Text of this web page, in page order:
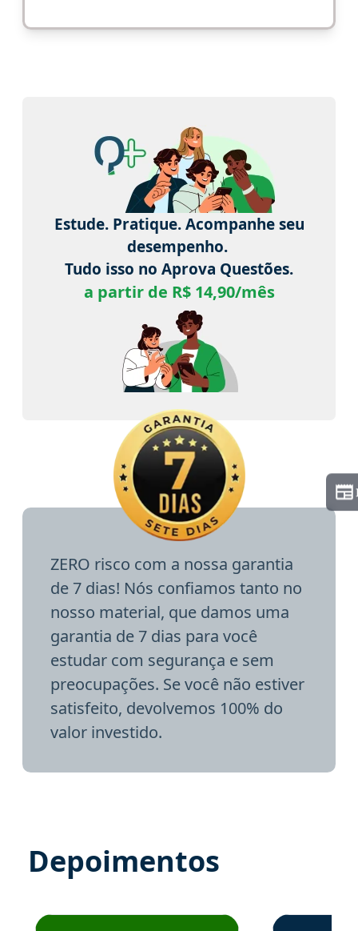
Estude. Pratique. Acompanhe seu
desempenho.
Tudo isso no Aprova Questões.
a partir de R$ 14,90/mês
ZERO risco com a nossa garantia
de 7 dias! Nós confiamos tanto no
nosso material, que damos uma
garantia de 7 dias para você
estudar com segurança e sem
preocupações. Se você não estiver
satisfeito, devolvemos 100% do
valor investido.
Depoimentos
Estudante José recomenda o Aprova Concursos em
Estudante